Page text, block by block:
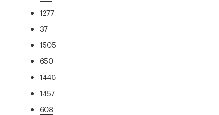
1277
37
1505
650
1446
1457
608